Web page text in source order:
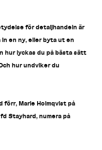
för detaljhandeln är
en ny, eller byta ut en
hur lyckas du på bästa sätt
hur undviker du
förr, Marie Holmqvist på
Stayhard, numera på